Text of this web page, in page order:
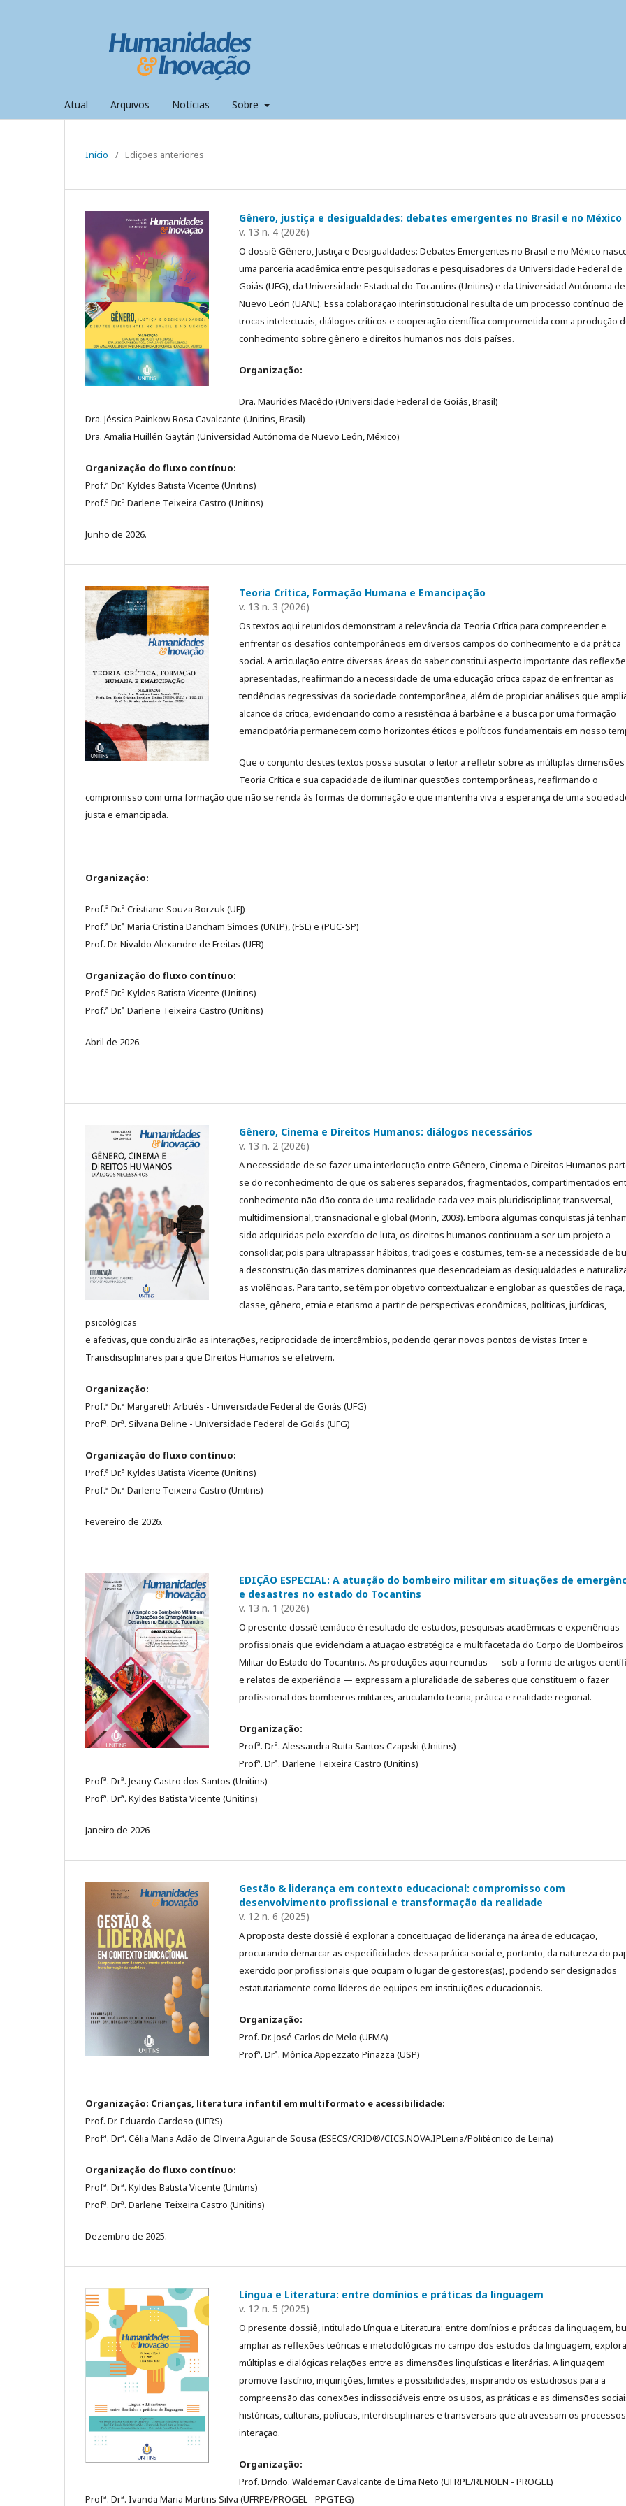
Atual Arquivos Notícias Sobre
Início / Edições anteriores
Gênero, justiça e desigualdades: debates emergentes no Brasil e no México
v. 13 n. 4 (2026)
O dossiê Gênero, Justiça e Desigualdades: Debates Emergentes no Brasil e no México
uma parceria acadêmica entre pesquisadoras e pesquisadores da Universidade Federal de
Goiás (UFG), da Universidade Estadual do Tocantins (Unitins) e da Universidad Autónoma de
Nuevo León (UANL). Essa colaboração interinstitucional resulta de um processo contínuo de
trocas intelectuais, diálogos críticos e cooperação científica comprometida com a produção
conhecimento sobre gênero e direitos humanos nos dois países.
Organização:
Dra. Maurides Macêdo (Universidade Federal de Goiás, Brasil)
Dra. Jéssica Painkow Rosa Cavalcante (Unitins, Brasil)
Dra. Amalia Huillén Gaytán (Universidad Autónoma de Nuevo León, México)
Organização do fluxo contínuo:
Prof.ª Dr.ª Kyldes Batista Vicente (Unitins)
Prof.ª Dr.ª Darlene Teixeira Castro (Unitins)
Junho de 2026.
Teoria Crítica, Formação Humana e Emancipação
v. 13 n. 3 (2026)
Os textos aqui reunidos demonstram a relevância da Teoria Crítica para compreender e
enfrentar os desafios contemporâneos em diversos campos do conhecimento e da prática
social. A articulação entre diversas áreas do saber constitui aspecto importante das
apresentadas, reafirmando a necessidade de uma educação crítica capaz de enfrentar as
tendências regressivas da sociedade contemporânea, além de propiciar análises que
alcance da crítica, evidenciando como a resistência à barbárie e a busca por uma formação
emancipatória permanecem como horizontes éticos e políticos fundamentais em nosso
Que o conjunto destes textos possa suscitar o leitor a refletir sobre as múltiplas
Teoria Crítica e sua capacidade de iluminar questões contemporâneas, reafirmando o
compromisso com uma formação que não se renda às formas de dominação e que mantenha viva a esperança de uma
justa e emancipada.
Organização:
Prof.ª Dr.ª Cristiane Souza Borzuk (UFJ)
Prof.ª Dr.ª Maria Cristina Dancham Simões (UNIP), (FSL) e (PUC-SP)
Prof. Dr. Nivaldo Alexandre de Freitas (UFR)
Organização do fluxo contínuo:
Prof.ª Dr.ª Kyldes Batista Vicente (Unitins)
Prof.ª Dr.ª Darlene Teixeira Castro (Unitins)
Abril de 2026.
Gênero, Cinema e Direitos Humanos: diálogos necessários
v. 13 n. 2 (2026)
A necessidade de se fazer uma interlocução entre Gênero, Cinema e Direitos Humanos
se do reconhecimento de que os saberes separados, fragmentados, compartimentados
conhecimento não dão conta de uma realidade cada vez mais pluridisciplinar, transversal,
multidimensional, transnacional e global (Morin, 2003). Embora algumas conquistas já
sido adquiridas pelo exercício de luta, os direitos humanos continuam a ser um projeto a
consolidar, pois para ultrapassar hábitos, tradições e costumes, tem-se a necessidade de
a desconstrução das matrizes dominantes que desencadeiam as desigualdades e
as violências. Para tanto, se têm por objetivo contextualizar e englobar as questões de raça,
classe, gênero, etnia e etarismo a partir de perspectivas econômicas, políticas, jurídicas,
psicológicas
e afetivas, que conduzirão as interações, reciprocidade de intercâmbios, podendo gerar novos pontos de vistas Inter e
Transdisciplinares para que Direitos Humanos se efetivem.
Organização:
Prof.ª Dr.ª Margareth Arbués - Universidade Federal de Goiás (UFG)
Profª. Drª. Silvana Beline - Universidade Federal de Goiás (UFG)
Organização do fluxo contínuo:
Prof.ª Dr.ª Kyldes Batista Vicente (Unitins)
Prof.ª Dr.ª Darlene Teixeira Castro (Unitins)
Fevereiro de 2026.
EDIÇÃO ESPECIAL: A atuação do bombeiro militar em situações de
e desastres no estado do Tocantins
v. 13 n. 1 (2026)
O presente dossiê temático é resultado de estudos, pesquisas acadêmicas e experiências
profissionais que evidenciam a atuação estratégica e multifacetada do Corpo de Bombeiros
Militar do Estado do Tocantins. As produções aqui reunidas — sob a forma de artigos
e relatos de experiência — expressam a pluralidade de saberes que constituem o fazer
profissional dos bombeiros militares, articulando teoria, prática e realidade regional.
Organização:
Profª. Drª. Alessandra Ruita Santos Czapski (Unitins)
Profª. Drª. Darlene Teixeira Castro (Unitins)
Profª. Drª. Jeany Castro dos Santos (Unitins)
Profª. Drª. Kyldes Batista Vicente (Unitins)
Janeiro de 2026
Gestão & liderança em contexto educacional: compromisso com
desenvolvimento profissional e transformação da realidade
v. 12 n. 6 (2025)
A proposta deste dossiê é explorar a conceituação de liderança na área de educação,
procurando demarcar as especificidades dessa prática social e, portanto, da natureza do
exercido por profissionais que ocupam o lugar de gestores(as), podendo ser designados
estatutariamente como líderes de equipes em instituições educacionais.
Organização:
Prof. Dr. José Carlos de Melo (UFMA)
Profª. Drª. Mônica Appezzato Pinazza (USP)
Organização: Crianças, literatura infantil em multiformato e acessibilidade:
Prof. Dr. Eduardo Cardoso (UFRS)
Profª. Drª. Célia Maria Adão de Oliveira Aguiar de Sousa (ESECS/CRID®️/CICS.NOVA.IPLeiria/Politécnico de Leiria)
Organização do fluxo contínuo:
Profª. Drª. Kyldes Batista Vicente (Unitins)
Profª. Drª. Darlene Teixeira Castro (Unitins)
Dezembro de 2025.
Língua e Literatura: entre domínios e práticas da linguagem
v. 12 n. 5 (2025)
O presente dossiê, intitulado Língua e Literatura: entre domínios e práticas da linguagem,
ampliar as reflexões teóricas e metodológicas no campo dos estudos da linguagem,
múltiplas e dialógicas relações entre as dimensões linguísticas e literárias. A linguagem
promove fascínio, inquirições, limites e possibilidades, inspirando os estudiosos para a
compreensão das conexões indissociáveis entre os usos, as práticas e as dimensões
históricas, culturais, políticas, interdisciplinares e transversais que atravessam os
interação.
Organização:
Prof. Drndo. Waldemar Cavalcante de Lima Neto (UFRPE/RENOEN - PROGEL)
Profª. Drª. Ivanda Maria Martins Silva (UFRPE/PROGEL - PPGTEG)